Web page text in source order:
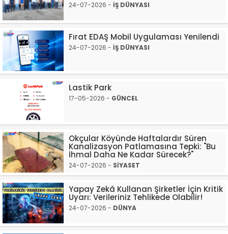
24-07-2026 - İŞ DÜNYASI
Fırat EDAŞ Mobil Uygulaması Yenilendi
24-07-2026 - İŞ DÜNYASI
Lastik Park
17-05-2026 - GÜNCEL
Okçular Köyünde Haftalardır Süren
Kanalizasyon Patlamasına Tepki: "Bu
İhmal Daha Ne Kadar Sürecek?"
24-07-2026 - SİYASET
Yapay Zekâ Kullanan Şirketler İçin Kritik
Uyarı: Verileriniz Tehlikede Olabilir!
24-07-2026 - DÜNYA